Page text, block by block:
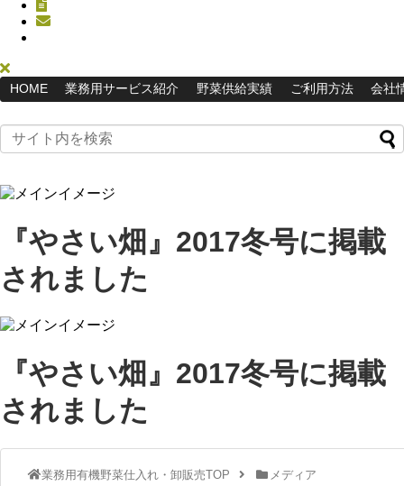
HOME 業務用サービス紹介 野菜供給実績 ご利用方法 会社
『やさい畑』2017冬号に掲載
されました
『やさい畑』2017冬号に掲載
されました
業務用有機野菜仕入れ・卸販売TOP メディア